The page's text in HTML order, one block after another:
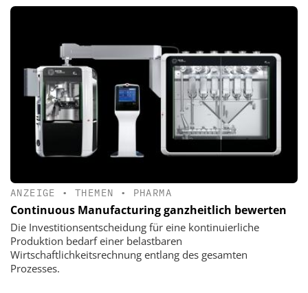
ANZEIGE •THEMEN • PHARMA
Continuous Manufacturing ganzheitlich bewerten
Die Investitionsentscheidung für eine kontinuierliche
Produktion bedarf einer belastbaren
Wirtschaftlichkeitsrechnung entlang des gesamten
Prozesses.